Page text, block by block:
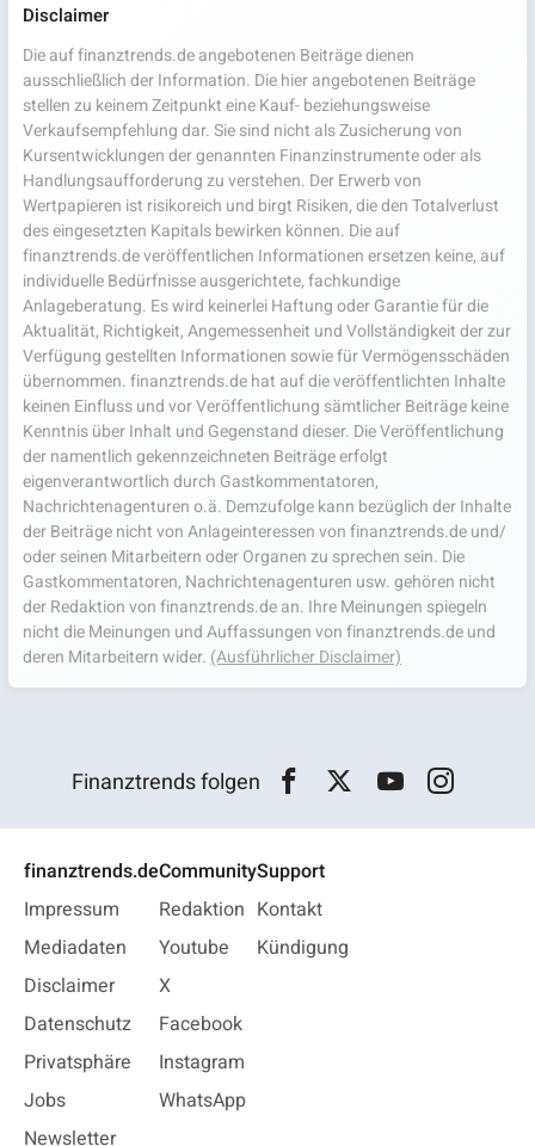
Disclaimer
Die auf finanztrends.de angebotenen Beiträge dienen
ausschließlich der Information. Die hier angebotenen Beiträge
stellen zu keinem Zeitpunkt eine Kauf- beziehungsweise
Verkaufsempfehlung dar. Sie sind nicht als Zusicherung von
Kursentwicklungen der genannten Finanzinstrumente oder als
Handlungsaufforderung zu verstehen. Der Erwerb von
Wertpapieren ist risikoreich und birgt Risiken, die den Totalverlust
des eingesetzten Kapitals bewirken können. Die auf
finanztrends.de veröffentlichen Informationen ersetzen keine, auf
individuelle Bedürfnisse ausgerichtete, fachkundige
Anlageberatung. Es wird keinerlei Haftung oder Garantie für die
Aktualität, Richtigkeit, Angemessenheit und Vollständigkeit der zur
Verfügung gestellten Informationen sowie für Vermögensschäden
übernommen. finanztrends.de hat auf die veröffentlichten Inhalte
keinen Einfluss und vor Veröffentlichung sämtlicher Beiträge keine
Kenntnis über Inhalt und Gegenstand dieser. Die Veröffentlichung
der namentlich gekennzeichneten Beiträge erfolgt
eigenverantwortlich durch Gastkommentatoren,
Nachrichtenagenturen o.ä. Demzufolge kann bezüglich der Inhalte
der Beiträge nicht von Anlageinteressen von finanztrends.de und/
oder seinen Mitarbeitern oder Organen zu sprechen sein. Die
Gastkommentatoren, Nachrichtenagenturen usw. gehören nicht
der Redaktion von finanztrends.de an. Ihre Meinungen spiegeln
nicht die Meinungen und Auffassungen von finanztrends.de und
deren Mitarbeitern wider. (Ausführlicher Disclaimer)
Finanztrends folgen
finanztrends.de
Impressum
Mediadaten
Disclaimer
Datenschutz
Privatsphäre
Jobs
Newsletter
Community
Redaktion
Youtube
X
Facebook
Instagram
WhatsApp
Support
Kontakt
Kündigung